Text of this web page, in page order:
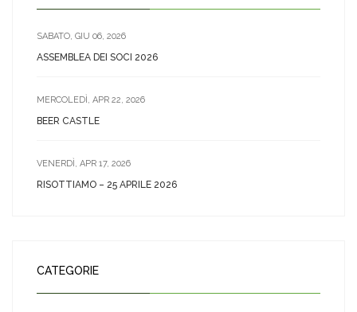
SABATO, GIU 06, 2026
ASSEMBLEA DEI SOCI 2026
MERCOLEDÌ, APR 22, 2026
BEER CASTLE
VENERDÌ, APR 17, 2026
RISOTTIAMO – 25 APRILE 2026
CATEGORIE